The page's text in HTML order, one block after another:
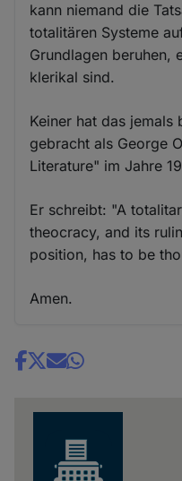
kann niemand die
totalitären Systeme
Grundlagen beruhen,
klerikal sind.
Keiner hat das jemals
gebracht als George
Literature" im Jahre
Er schreibt: "A
theocracy, and its
position, has to be
Amen.
Share